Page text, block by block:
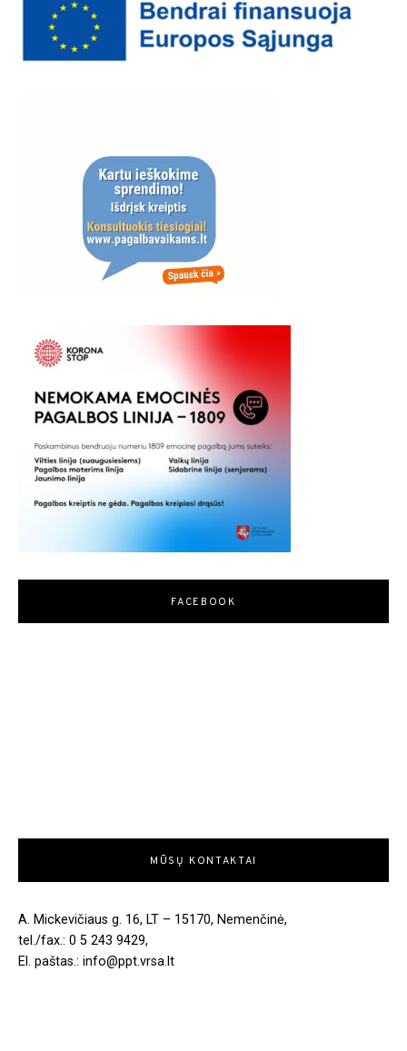
FACEBOOK
MŪSŲ KONTAKTAI
A. Mickevičiaus g. 16, LT – 15170, Nemenčinė,
tel./fax.: 0 5 243 9429,
El. paštas.: info@ppt.vrsa.lt